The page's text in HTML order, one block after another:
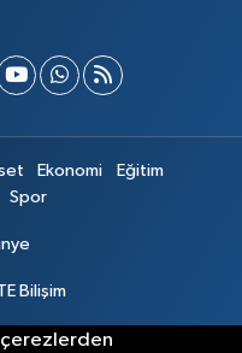
Ekonomi
Eğitim
Spor
Bilişim
çerezlerden